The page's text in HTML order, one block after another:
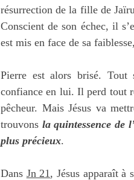
résurrection de la fille de
Conscient de son échec, il
est mis en face de sa
Pierre est alors brisé. Tout
confiance en lui. Il perd tout
pêcheur. Mais Jésus va
trouvons la quintessence de
plus précieux.
Dans Jn 21 , Jésus apparaît à